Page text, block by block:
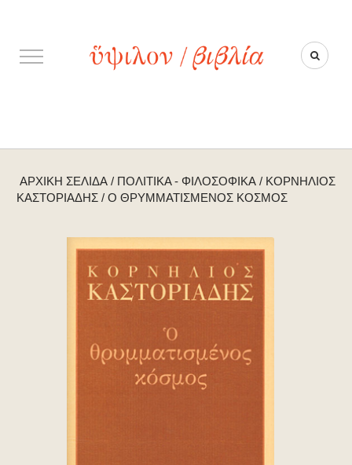
ΑΡΧΙΚΉ ΣΕΛΊΔΑ / ΠΟΛΙΤΙΚΆ - ΦΙΛΟΣΟΦΙΚΆ / ΚΟΡΝΉΛΙΟΣ
ΚΑΣΤΟΡΙΆΔΗΣ / Ο ΘΡΥΜΜΑΤΙΣΜΈΝΟΣ ΚΌΣΜΟΣ